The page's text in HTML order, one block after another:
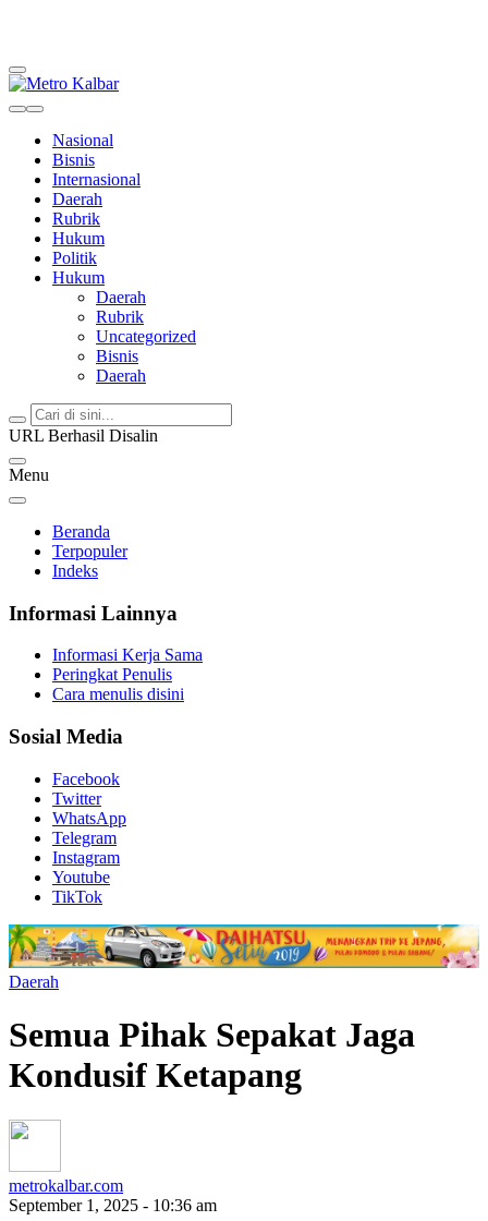
Nasional
Bisnis
Internasional
Daerah
Rubrik
Hukum
Politik
Hukum
Daerah
Rubrik
Uncategorized
Bisnis
Daerah
URL Berhasil Disalin
Menu
Beranda
Terpopuler
Indeks
Informasi Lainnya
Informasi Kerja Sama
Peringkat Penulis
Cara menulis disini
Sosial Media
Facebook
Twitter
WhatsApp
Telegram
Instagram
Youtube
TikTok
Daerah
Semua Pihak Sepakat Jaga
Kondusif Ketapang
metrokalbar.com
September 1, 2025 - 10:36 am